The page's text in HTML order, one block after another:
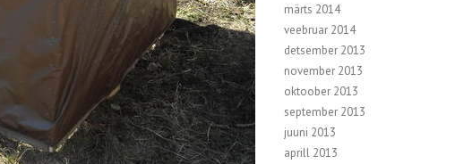
märts 2014
veebruar 2014
detsember 2013
november 2013
oktoober 2013
september 2013
juuni 2013
aprill 2013